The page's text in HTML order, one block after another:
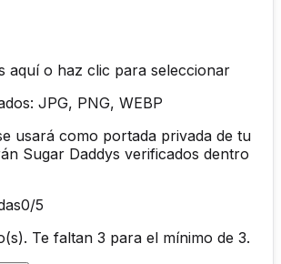
aquí o haz clic para seleccionar
JPG, PNG, WEBP
usará como portada privada de tu
Sugar Daddys verificados dentro
0/5
Te faltan 3 para el mínimo de 3.